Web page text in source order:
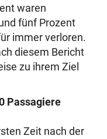
waren
fünf Prozent
immer verloren.
diesem Bericht
zu ihrem Ziel
Passagiere
Zeit nach der